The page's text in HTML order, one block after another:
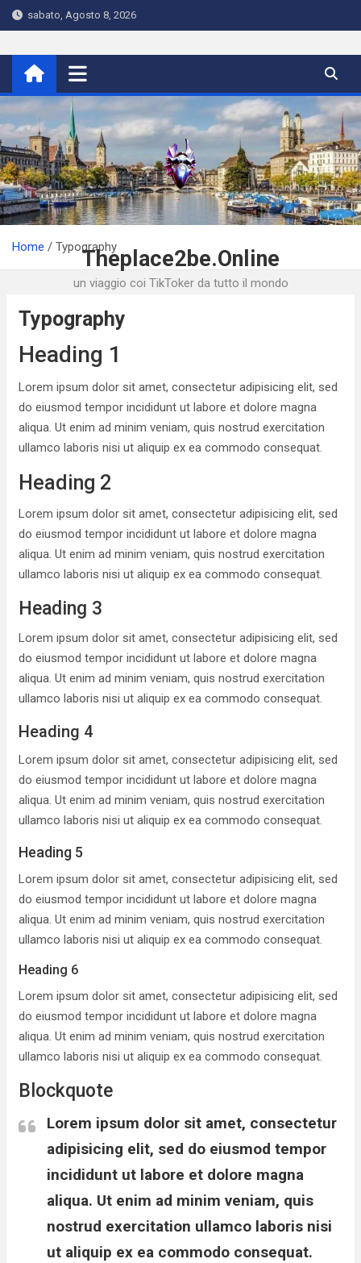
Skip
to
sabato, Agosto 8, 2026
Theplace2be.Online
un viaggio coi TikToker da tutto il mondo
Home Typography
Typography
Heading 1
Lorem ipsum dolor sit amet, consectetur adipisicing elit, sed
do eiusmod tempor incididunt ut labore et dolore magna
aliqua. Ut enim ad minim veniam, quis nostrud exercitation
ullamco laboris nisi ut aliquip ex ea commodo consequat.
Heading 2
Lorem ipsum dolor sit amet, consectetur adipisicing elit, sed
do eiusmod tempor incididunt ut labore et dolore magna
aliqua. Ut enim ad minim veniam, quis nostrud exercitation
ullamco laboris nisi ut aliquip ex ea commodo consequat.
Heading 3
Lorem ipsum dolor sit amet, consectetur adipisicing elit, sed
do eiusmod tempor incididunt ut labore et dolore magna
aliqua. Ut enim ad minim veniam, quis nostrud exercitation
ullamco laboris nisi ut aliquip ex ea commodo consequat.
Heading 4
Lorem ipsum dolor sit amet, consectetur adipisicing elit, sed
do eiusmod tempor incididunt ut labore et dolore magna
aliqua. Ut enim ad minim veniam, quis nostrud exercitation
ullamco laboris nisi ut aliquip ex ea commodo consequat.
Heading 5
Lorem ipsum dolor sit amet, consectetur adipisicing elit, sed
do eiusmod tempor incididunt ut labore et dolore magna
aliqua. Ut enim ad minim veniam, quis nostrud exercitation
ullamco laboris nisi ut aliquip ex ea commodo consequat.
Heading 6
Lorem ipsum dolor sit amet, consectetur adipisicing elit, sed
do eiusmod tempor incididunt ut labore et dolore magna
aliqua. Ut enim ad minim veniam, quis nostrud exercitation
ullamco laboris nisi ut aliquip ex ea commodo consequat.
Blockquote
Lorem ipsum dolor sit amet, consectetur
adipisicing elit, sed do eiusmod tempor
incididunt ut labore et dolore magna
aliqua. Ut enim ad minim veniam, quis
nostrud exercitation ullamco laboris nisi
ut aliquip ex ea commodo consequat.